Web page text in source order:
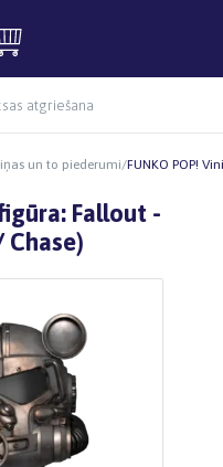
atgriešana
un to piederumi/FUNKO POP!
Fallout -
Chase)